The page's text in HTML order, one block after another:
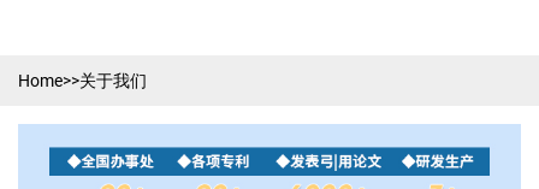
Home>>关于我们